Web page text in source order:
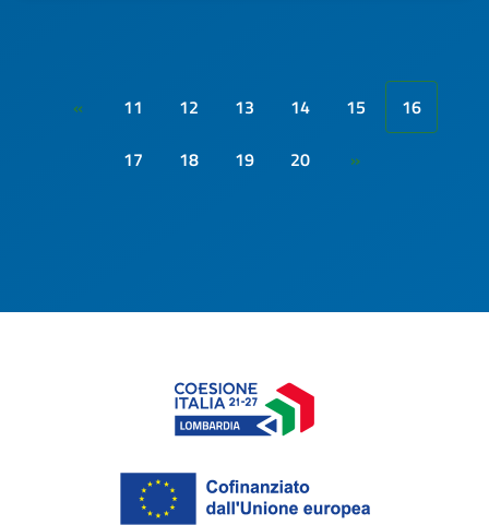
« 11 12 13 14 15
16
17
18 19 20 »